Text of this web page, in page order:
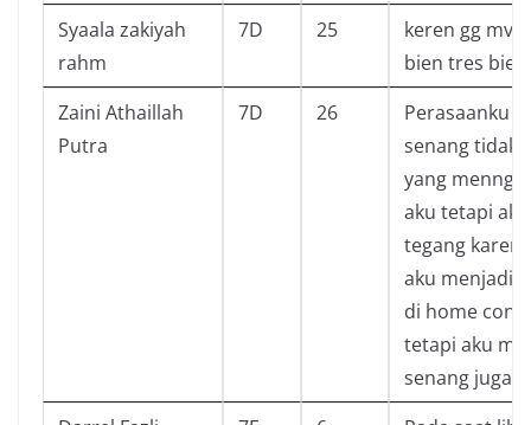
Syaala zakiyah
rahm
7D 25
keren gg
bien tres bien
Zaini Athaillah
Putra
7D 26
Perasaanku
senang tidak
yang
aku tetapi aku
tegang karena
aku menjadi
di home
tetapi aku
senang juga